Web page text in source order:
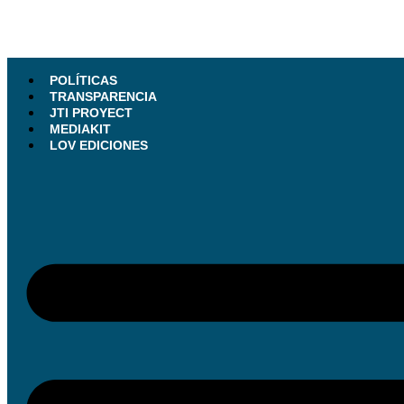
POLÍTICAS
TRANSPARENCIA
JTI PROYECT
MEDIAKIT
LOV EDICIONES